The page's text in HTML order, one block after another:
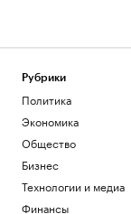
Рубрики
Политика
Экономика
Общество
Бизнес
Технологии и медиа
Финансы